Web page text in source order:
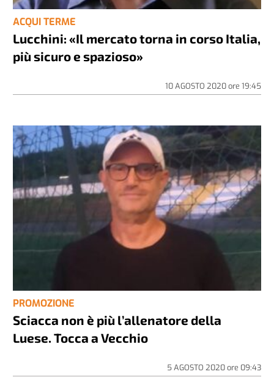
ACQUI TERME
Lucchini: «Il mercato torna in corso Italia,
più sicuro e spazioso»
10 AGOSTO 2020ore 19:45
PROMOZIONE
Sciacca non è più l’allenatore della
Luese. Tocca a Vecchio
5 AGOSTO 2020ore 09:43